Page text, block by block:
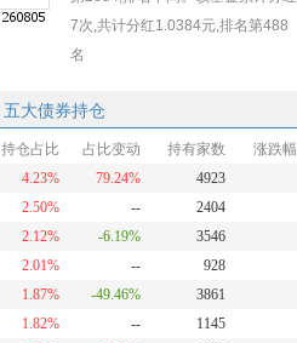
7次,共计分红1.0384元,排名第488
名
五大债券持仓
持仓占比 占比变动 持有家数
涨跌幅
4.23% 79.24%
4923
2.50% --
2404
2.12% -6.19%
3546
2.01% --
928
1.87% -49.46%
3861
1.82% --
1145